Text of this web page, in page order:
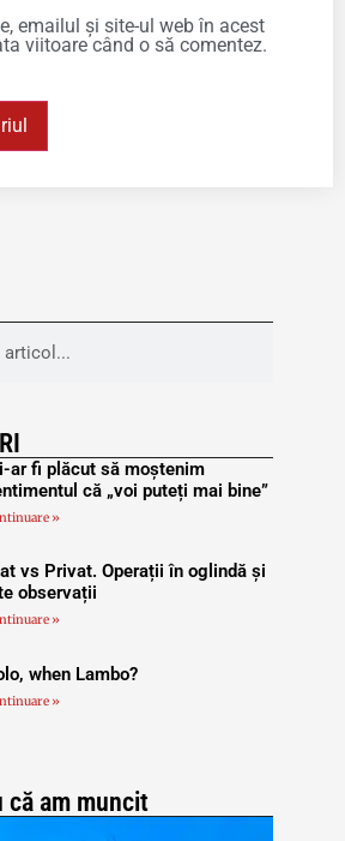
emailul și site-ul web în acest
viitoare când o să comentez.
ar fi plăcut să moștenim
că „voi puteți mai bine”
»
vs Privat. Operații în oglindă și
observații
»
when Lambo?
»
că am muncit